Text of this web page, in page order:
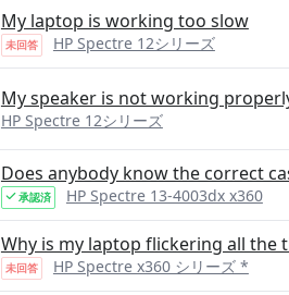
My laptop is working too slow
未回答 HP Spectre 12シリーズ
My speaker is not working
HP Spectre 12シリーズ
Does anybody know the correct
承認済 HP Spectre 13-4003dx x360
Why is my laptop flickering all the
未回答 HP Spectre x360 シリーズ *